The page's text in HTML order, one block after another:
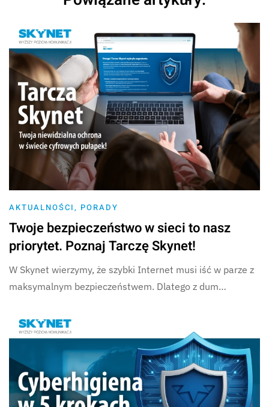
AKTUALNOŚCI, PORADY
Twoje bezpieczeństwo w sieci to nasz
priorytet. Poznaj Tarczę Skynet!
W Skynet wierzymy, że szybki Internet musi iść w parze z
maksymalnym bezpieczeństwem. Dlatego z dum…